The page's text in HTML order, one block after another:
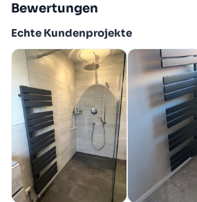
Bewertungen
Echte Kundenprojekte